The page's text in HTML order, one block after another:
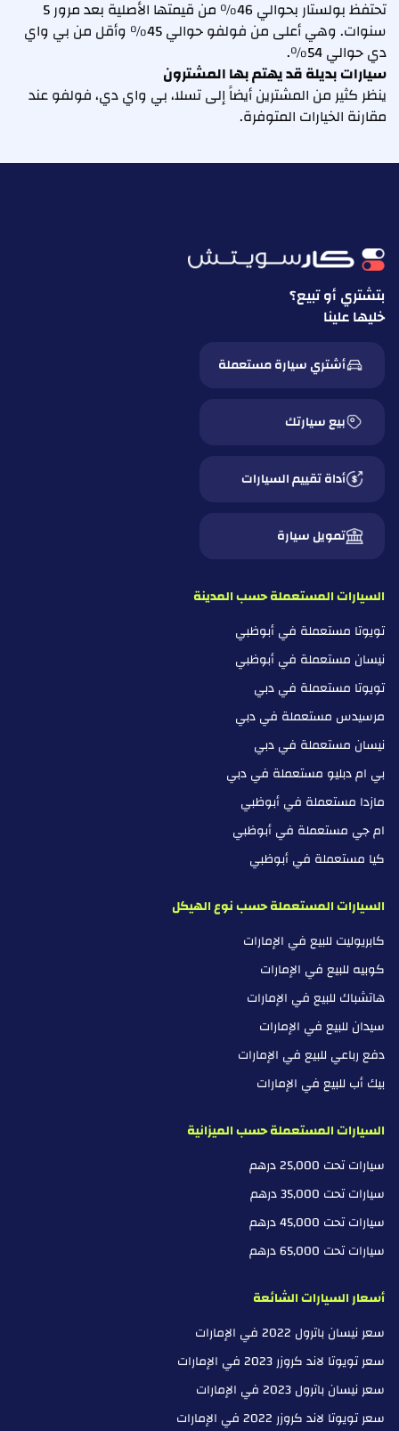
تحتفظ بولستار بحوالي 46% من قيمتها الأصلية بعد مرور 5
سنوات. وهي أعلى من فولفو حوالي 45% وأقل من بي واي
دي حوالي 54%.
سيارات بديلة قد يهتم بها المشترون
ينظر كثير من المشترين أيضاً إلى تسلا، بي واي دي، فولفو عند
مقارنة الخيارات المتوفرة.
بتشتري أو تبيع؟
خليها علينا
أشتري سيارة مستعملة
بيع سيارتك
أداة تقييم السيارات
تمويل سيارة
السيارات المستعملة حسب المدينة
تويوتا مستعملة في أبوظبي
نيسان مستعملة في أبوظبي
تويوتا مستعملة في دبي
مرسيدس مستعملة في دبي
نيسان مستعملة في دبي
بي ام دبليو مستعملة في دبي
مازدا مستعملة في أبوظبي
ام جي مستعملة في أبوظبي
كيا مستعملة في أبوظبي
السيارات المستعملة حسب نوع الهيكل
كابريوليت للبيع في الإمارات
كوبيه للبيع في الإمارات
هاتشباك للبيع في الإمارات
سيدان للبيع في الإمارات
دفع رباعي للبيع في الإمارات
بيك أب للبيع في الإمارات
السيارات المستعملة حسب الميزانية
سيارات تحت 25,000 درهم
سيارات تحت 35,000 درهم
سيارات تحت 45,000 درهم
سيارات تحت 65,000 درهم
أسعار السيارات الشائعة
سعر نيسان باترول 2022 في الإمارات
سعر تويوتا لاند كروزر 2023 في الإمارات
سعر نيسان باترول 2023 في الإمارات
سعر تويوتا لاند كروزر 2022 في الإمارات